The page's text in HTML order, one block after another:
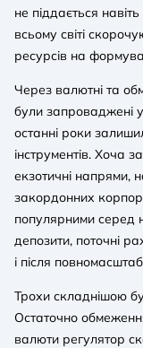
не піддається
всьому світі
ресурсів на
Через валютні та
були запроваджені
останні роки
інструментів. Хоча
екзотичні напрями,
закордонних
популярними серед
депозити, поточні
і після
Трохи складнішою
Остаточно
валюти регулятор